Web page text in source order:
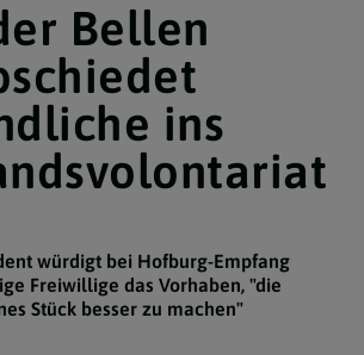
Bellen
ins
würdigt bei Hofburg-Empfang
Freiwillige das Vorhaben, "die
Stück besser zu machen"